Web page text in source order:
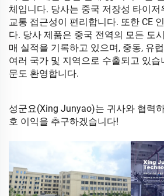
체입니다. 당사는 중국 저장성 타이
교통 접근성이 편리합니다. 또한 CE
다. 당사 제품은 중국 전역의 모든 도
매 실적을 기록하고 있으며, 중동, 유
여러 국가 및 지역으로 수출되고 있습
문도 환영합니다.
성군요(Xing Junyao)는 귀사와 협력
호 이익을 추구하겠습니다!